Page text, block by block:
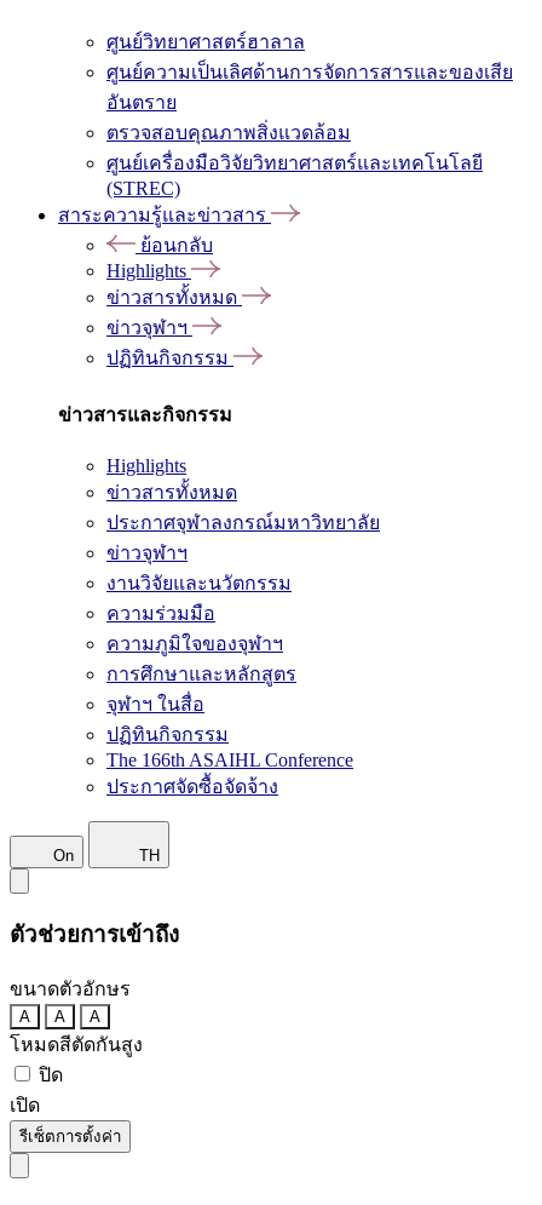
ศูนย์วิทยาศาสตร์ฮาลาล
ศูนย์ความเป็นเลิศด้านการจัดการสารและของเสีย
อันตราย
ตรวจสอบคุณภาพสิ่งแวดล้อม
ศูนย์เครื่องมือวิจัยวิทยาศาสตร์และเทคโนโลยี
(STREC)
สาระความรู้และข่าวสาร
ย้อนกลับ
Highlights
ข่าวสารทั้งหมด
ข่าวจุฬาฯ
ปฏิทินกิจกรรม
ข่าวสารและกิจกรรม
Highlights
ข่าวสารทั้งหมด
ประกาศจุฬาลงกรณ์มหาวิทยาลัย
ข่าวจุฬาฯ
งานวิจัยและนวัตกรรม
ความร่วมมือ
ความภูมิใจของจุฬาฯ
การศึกษาและหลักสูตร
จุฬาฯ ในสื่อ
ปฏิทินกิจกรรม
The 166th ASAIHL Conference
ประกาศจัดซื้อจัดจ้าง
On TH
ตัวช่วยการเข้าถึง
ขนาดตัวอักษร
A A A
โหมดสีตัดกันสูง
ปิด
เปิด
รีเซ็ตการตั้งค่า